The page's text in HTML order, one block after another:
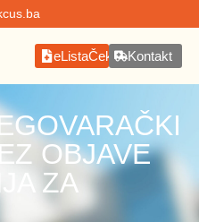
eListaČekanjaKontakt
OBJAVE
ZA